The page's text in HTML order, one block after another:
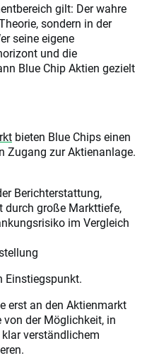
gilt: Der wahre
sondern in der
seine eigene
und die
Blue Chip Aktien gezielt
bieten Blue Chips einen
Zugang zur Aktienanlage.
Berichterstattung,
durch große Markttiefe,
im Vergleich
Einstiegspunkt.
erst an den Aktienmarkt
der Möglichkeit, in
verständlichem